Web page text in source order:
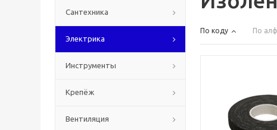
Сантехника
Электрика
Инструменты
Крепёж
Вентиляция
По коду По